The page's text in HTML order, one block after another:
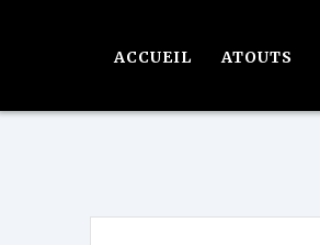
ACCUEIL ATOUTS